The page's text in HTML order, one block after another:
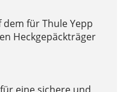
für Thule Yepp
Heckgepäckträger